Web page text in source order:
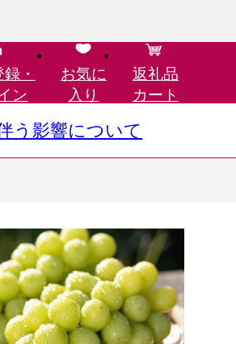
・
ン
お気に
入り
返礼品
カート
う影響について